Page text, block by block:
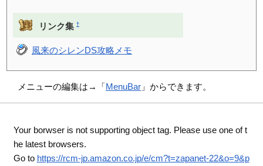
リンク集 †
風来のシレンDS攻略メモ
メニューの編集は→「 MenuBar 」からできます。
Your borwser is not supporting object tag. Please use one of t
he latest browsers.
Go to https://rcm-jp.amazon.co.jp/e/cm?t=zapanet-22&o=9&p